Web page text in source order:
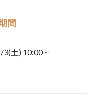
間
3(土) 10:00 ~